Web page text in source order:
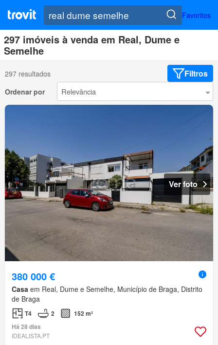
Favoritos
297 imóveis à venda em Real, Dume e
Semelhe
297 resultados Filtros
Ordenar por
Ver foto
380 000 €
Casa em Real, Dume e Semelhe, Município de Braga, Distrito
de Braga
T4 2
152 m²
Há 28 dias
IDEALISTA.PT